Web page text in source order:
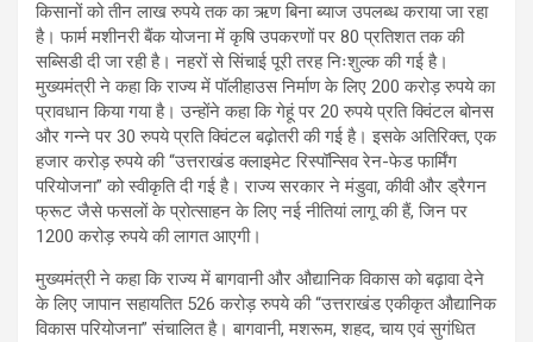
किसानों को तीन लाख रुपये तक का ऋण बिना ब्याज उपलब्ध कराया जा रहा
है। फार्म मशीनरी बैंक योजना में कृषि उपकरणों पर 80 प्रतिशत तक की
सब्सिडी दी जा रही है। नहरों से सिंचाई पूरी तरह निःशुल्क की गई है।
मुख्यमंत्री ने कहा कि राज्य में पॉलीहाउस निर्माण के लिए 200 करोड़ रुपये का
प्रावधान किया गया है। उन्होंने कहा कि गेहूं पर 20 रुपये प्रति क्विंटल बोनस
और गन्ने पर 30 रुपये प्रति क्विंटल बढ़ोतरी की गई है। इसके अतिरिक्त, एक
हजार करोड़ रुपये की “उत्तराखंड क्लाइमेट रिस्पॉन्सिव रेन-फेड फार्मिंग
परियोजना” को स्वीकृति दी गई है। राज्य सरकार ने मंडुवा, कीवी और ड्रैगन
फ्रूट जैसे फसलों के प्रोत्साहन के लिए नई नीतियां लागू की हैं, जिन पर
1200 करोड़ रुपये की लागत आएगी।
मुख्यमंत्री ने कहा कि राज्य में बागवानी और औद्यानिक विकास को बढ़ावा देने
के लिए जापान सहायतित 526 करोड़ रुपये की “उत्तराखंड एकीकृत औद्यानिक
विकास परियोजना” संचालित है। बागवानी, मशरूम, शहद, चाय एवं सुगंधित